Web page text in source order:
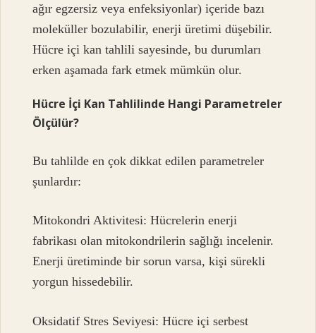
ağır egzersiz veya enfeksiyonlar) içeride bazı
moleküller bozulabilir, enerji üretimi düşebilir.
Hücre içi kan tahlili sayesinde, bu durumları
erken aşamada fark etmek mümkün olur.
Hücre İçi Kan Tahlilinde Hangi Parametreler
Ölçülür?
Bu tahlilde en çok dikkat edilen parametreler
şunlardır:
Mitokondri Aktivitesi: Hücrelerin enerji
fabrikası olan mitokondrilerin sağlığı incelenir.
Enerji üretiminde bir sorun varsa, kişi sürekli
yorgun hissedebilir.
Oksidatif Stres Seviyesi: Hücre içi serbest